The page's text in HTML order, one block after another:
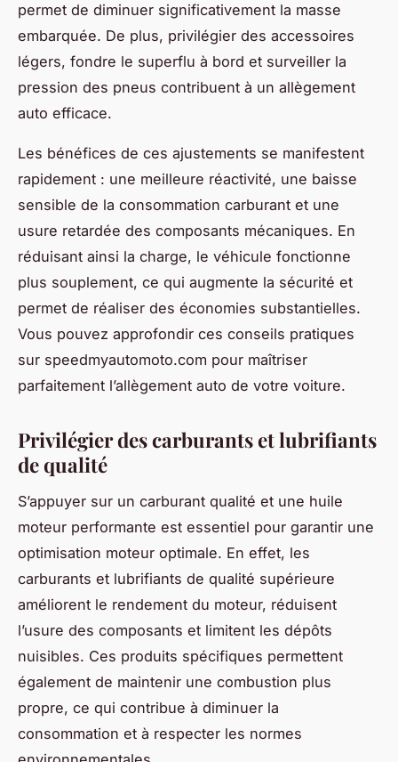
permet de diminuer significativement la masse
embarquée. De plus, privilégier des accessoires
légers, fondre le superflu à bord et surveiller la
pression des pneus contribuent à un allègement
auto efficace.
Les bénéfices de ces ajustements se manifestent
rapidement : une meilleure réactivité, une baisse
sensible de la consommation carburant et une
usure retardée des composants mécaniques. En
réduisant ainsi la charge, le véhicule fonctionne
plus souplement, ce qui augmente la sécurité et
permet de réaliser des économies substantielles.
Vous pouvez approfondir ces conseils pratiques
sur speedmyautomoto.com pour maîtriser
parfaitement l’allègement auto de votre voiture.
Privilégier des carburants et lubrifiants
de qualité
S’appuyer sur un carburant qualité et une huile
moteur performante est essentiel pour garantir une
optimisation moteur optimale. En effet, les
carburants et lubrifiants de qualité supérieure
améliorent le rendement du moteur, réduisent
l’usure des composants et limitent les dépôts
nuisibles. Ces produits spécifiques permettent
également de maintenir une combustion plus
propre, ce qui contribue à diminuer la
consommation et à respecter les normes